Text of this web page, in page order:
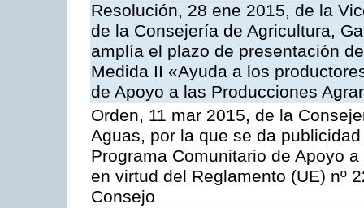
Resolución, 28 ene 2015, de la
de la Consejería de Agricultura,
amplía el plazo de presentación
Medida II «Ayuda a los
de Apoyo a las Producciones
Orden, 11 mar 2015, de la
Aguas, por la que se da
Programa Comunitario de Apoyo
en virtud del Reglamento (UE) nº
Consejo